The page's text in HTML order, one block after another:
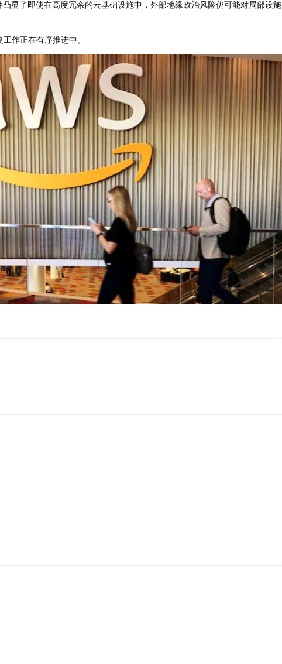
显了即使在高度冗余的云基础设施中，外部地缘政治风险仍可能对局部设施
作正在有序推进中。